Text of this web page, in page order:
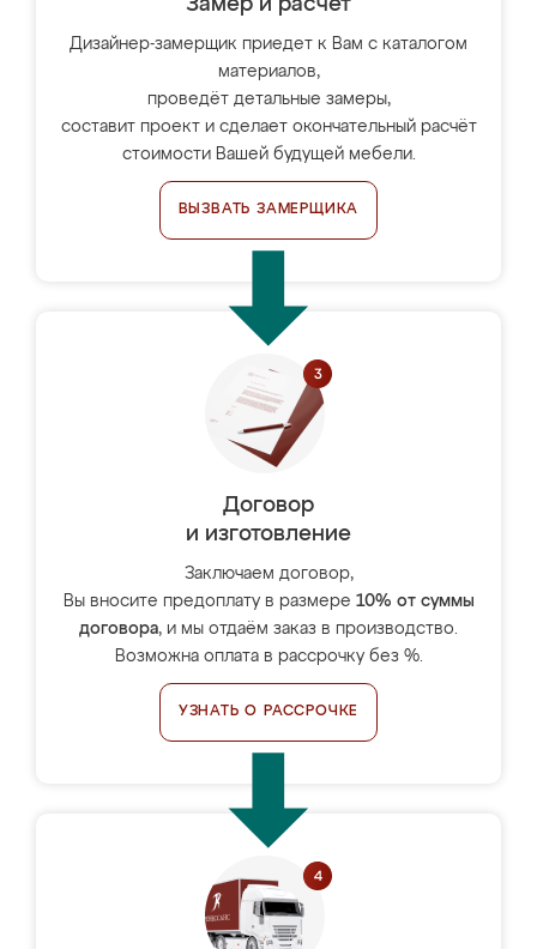
Замер и расчет
Дизайнер-замерщик приедет к Вам с каталогом
материалов,
проведёт детальные замеры,
составит проект и сделает окончательный расчёт
стоимости Вашей будущей мебели.
ВЫЗВАТЬ ЗАМЕРЩИКА
Договор
и изготовление
Заключаем договор,
Вы вносите предоплату в размере 10% от суммы
договора, и мы отдаём заказ в производство.
Возможна оплата в рассрочку без %.
УЗНАТЬ О РАССРОЧКЕ